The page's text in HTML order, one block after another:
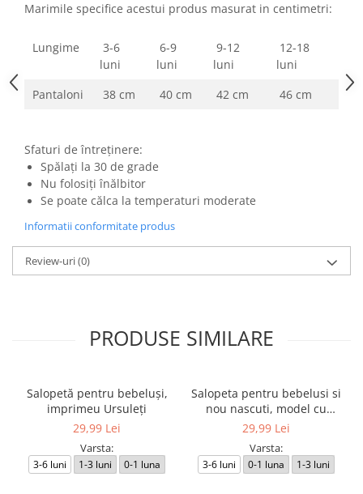
Marimile specifice acestui produs masurat in centimetri:
Lungime
3-6
luni
6-9
luni
9-12
luni
12-18
luni
Pantaloni
38 cm 40 cm 42 cm 46 cm
Sfaturi de întreținere:
Spălați la 30 de grade
Nu folosiți înălbitor
Se poate călca la temperaturi moderate
Informatii conformitate produs
Review-uri(0)
PRODUSE SIMILARE
Salopetă pentru bebeluși,
imprimeu Ursuleți
29,99 Lei
Varsta:
3-6 luni 1-3 luni 0-1 luna
Salopeta pentru bebelusi si
nou nascuti, model cu
Ursuleti
29,99 Lei
Varsta:
3-6 luni 0-1 luna 1-3 luni